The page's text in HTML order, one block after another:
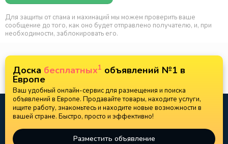
Для защиты от спама и махинаций мы можем проверить ваше
сообщение до того, как оно будет отправлено получателю, и, при
необходимости, заблокировать его.
Доска бесплатных1 объявлений №1 в
Европе
Ваш удобный онлайн-сервис для размещения и поиска
объявлений в Европе. Продавайте товары, находите услуги,
ищите работу, знакомьтесь и находите новые возможности в
вашей стране. Быстро, просто и эффективно!
Разместить объявление